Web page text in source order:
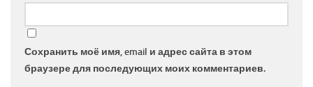
Сохранить моё имя, email и адрес сайта в этом
браузере для последующих моих комментариев.